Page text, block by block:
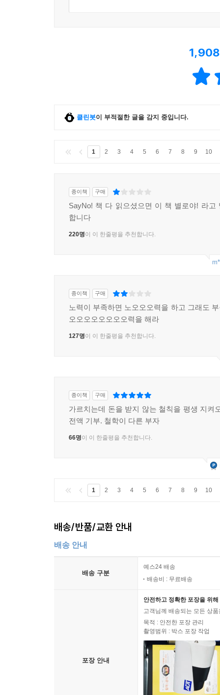
1,908
클린봇이 부적절한 글을 감지 중입니다.
1 2 3 4 5 6 7 8 9 10
종이책 구매
SayNo! 책 다 읽으셨으면 이 책 별로야! 라고
합니다
220명이 이 한줄평을 추천합니다.
종이책 구매
노력이 부족하면 노오오오력을 하고 그래도
오오오오오오오오력을 해라
127명이 이 한줄평을 추천합니다.
종이책 구매
가르치는데 돈을 받지 않는 철칙을 평생 지켜
전액 기부. 철학이 다른 부자
66명이 이 한줄평을 추천합니다.
1 2 3 4 5 6 7 8 9 10
배송/반품/교환 안내
배송 안내
배송 구분
예스24 배송
배송비 : 무료배송
포장 안내
안전하고 정확한 포장을 위
고객님께 배송되는 모든 상
목적 : 안전한 포장 관리
촬영범위 : 박스 포장 작업